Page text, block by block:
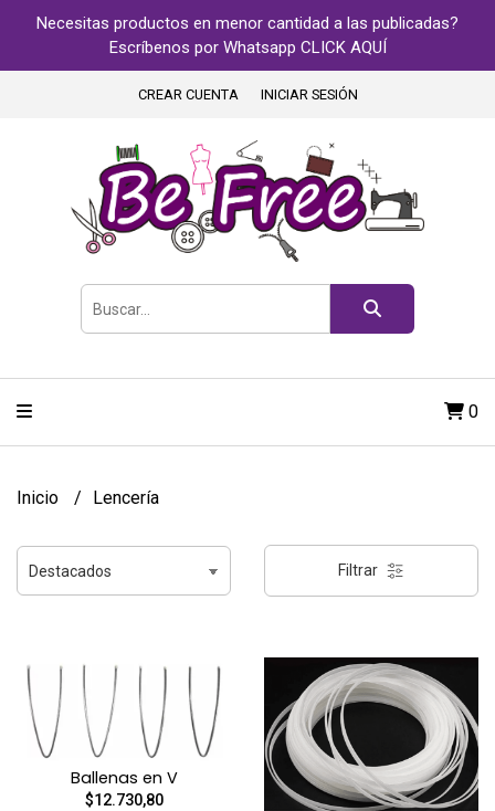
Necesitas productos en menor cantidad a las publicadas?
Escríbenos por Whatsapp CLICK AQUÍ
CREAR CUENTA INICIAR SESIÓN
0
Inicio Lencería
Filtrar
Ballenas en V
$12.730,80